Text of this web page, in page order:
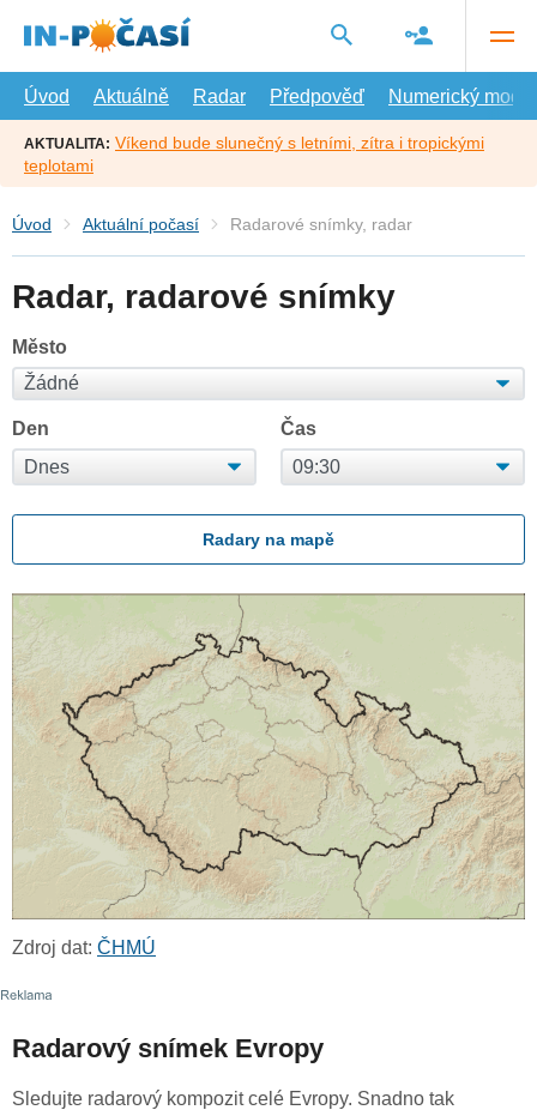
hlavní
Úvod
Aktuálně Radar Předpověď Numerický model
AKTUALITA: Víkend bude slunečný s letními, zítra i tropickými
teplotami
Úvod Aktuální počasí Radarové snímky, radar
Radar, radarové snímky
Město
Den Čas
Radary na mapě
Zdroj dat: ČHMÚ
Radarový snímek Evropy
Sledujte radarový kompozit celé Evropy. Snadno tak